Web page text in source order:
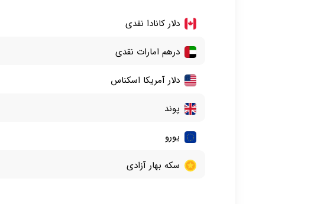
دلار کانادا نقدی
درهم امارات نقدی
دلار آمریکا اسکناس
پوند
یورو
سکه بهار آزادی